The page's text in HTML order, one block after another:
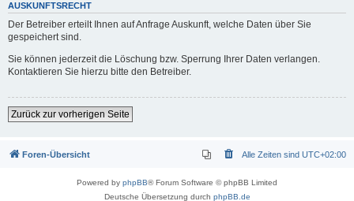
AUSKUNFTSRECHT
Der Betreiber erteilt Ihnen auf Anfrage Auskunft, welche Daten über Sie
gespeichert sind.
Sie können jederzeit die Löschung bzw. Sperrung Ihrer Daten verlangen.
Kontaktieren Sie hierzu bitte den Betreiber.
Zurück zur vorherigen Seite
Foren-Übersicht Alle Zeiten sind UTC+02:00
Powered by phpBB® Forum Software © phpBB Limited
Deutsche Übersetzung durch phpBB.de